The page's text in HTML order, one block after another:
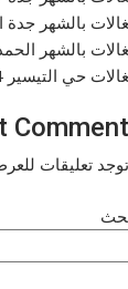
بالشهر جدة السنابل
بالشهر الحمدانية
حي التيسير 0562346904
توجد تعليقات